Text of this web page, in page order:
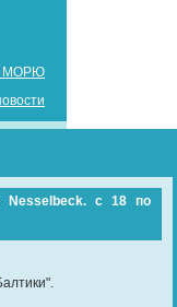
МОРЮ
Nesselbeck. с 18 по